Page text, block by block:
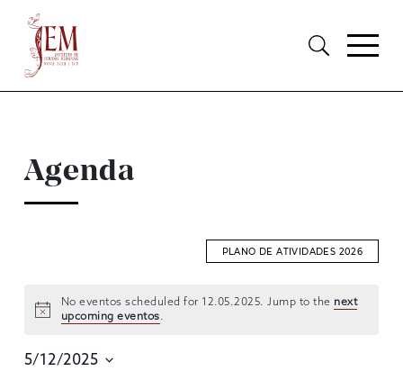
Agenda
PLANO DE ATIVIDADES 2026
No eventos scheduled for 12.05.2025. Jump to the next
upcoming eventos.
EVENTOS
SEARCH
5/12/2025